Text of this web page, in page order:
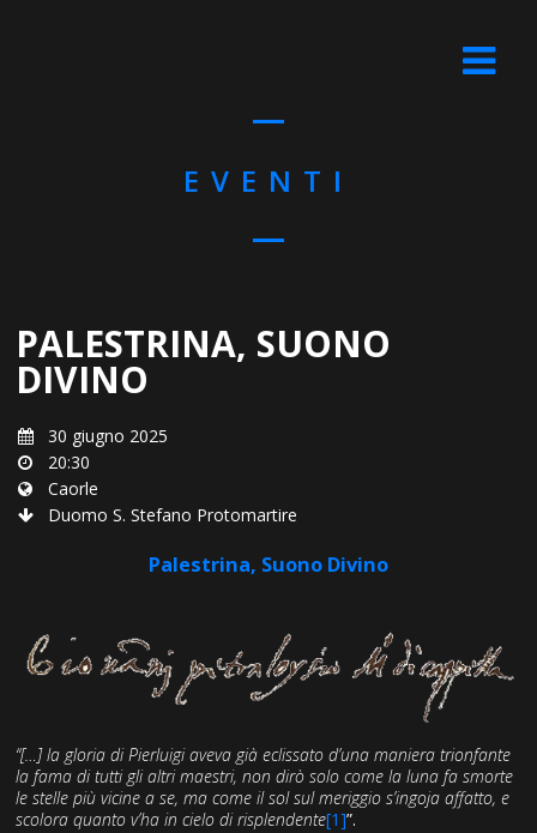
EVENTI
PALESTRINA, SUONO
DIVINO
30 giugno 2025
20:30
Caorle
Duomo S. Stefano Protomartire
Palestrina, Suono Divino
“[…] la gloria di Pierluigi aveva già eclissato d’una maniera trionfante
la fama di tutti gli altri maestri, non dirò solo come la luna fa smorte
le stelle più vicine a se, ma come il sol sul meriggio s’ingoja affatto, e
scolora quanto v’ha in cielo di risplendente[1]”.